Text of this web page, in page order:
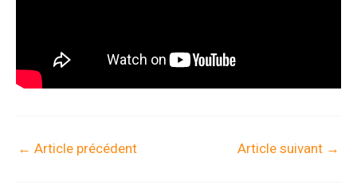
← Article précédent Article suivant →